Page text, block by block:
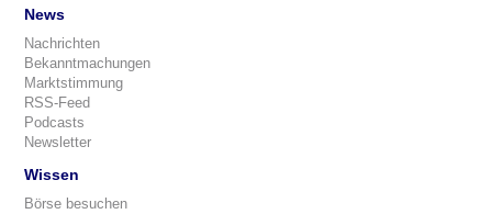
News
Nachrichten
Bekanntmachungen
Marktstimmung
RSS-Feed
Podcasts
Newsletter
Wissen
Börse besuchen